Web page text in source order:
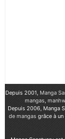
Depuis 2001, Manga
mangas,
Depuis 2006, Manga
de mangasgrâce à un